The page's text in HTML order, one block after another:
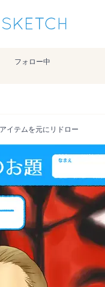
パシーポリシー を改定しました
アプリでさらに快適に！
フォロー中
イテムを元にリドロー